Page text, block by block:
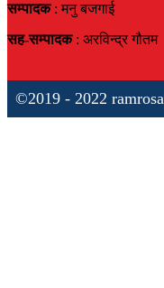
सम्पादक : मनु बजगाई
सह-सम्पादक : अरविन्द्र गौतम
©2019 - 2022